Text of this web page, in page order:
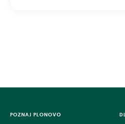
POZNAJ PLONOVO